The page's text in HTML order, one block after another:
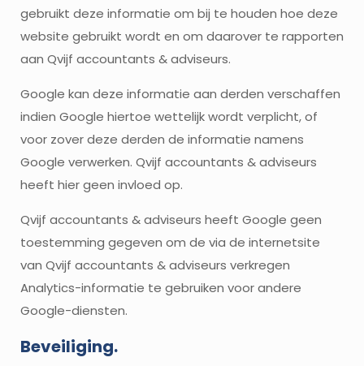
gebruikt deze informatie om bij te houden hoe deze
website gebruikt wordt en om daarover te rapporten
aan Qvijf accountants & adviseurs.
Google kan deze informatie aan derden verschaffen
indien Google hiertoe wettelijk wordt verplicht, of
voor zover deze derden de informatie namens
Google verwerken. Qvijf accountants & adviseurs
heeft hier geen invloed op.
Qvijf accountants & adviseurs heeft Google geen
toestemming gegeven om de via de internetsite
van Qvijf accountants & adviseurs verkregen
Analytics-informatie te gebruiken voor andere
Google-diensten.
Beveiliging.